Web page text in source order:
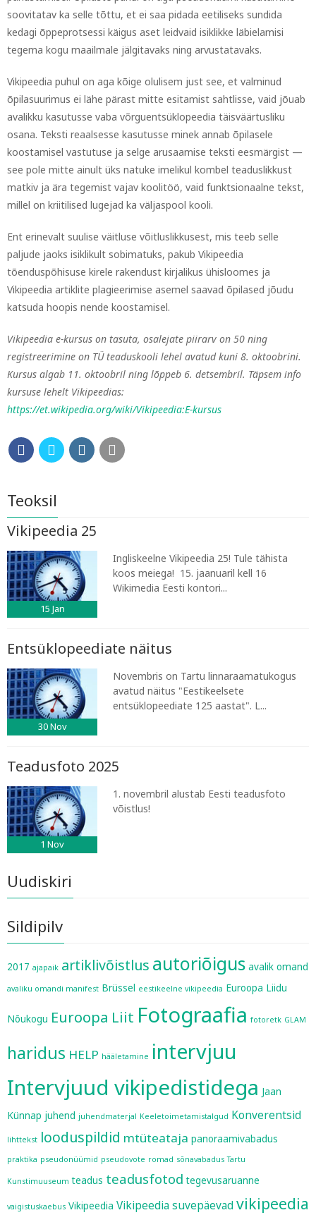
soovitatav ka selle tõttu, et ei saa pidada eetiliseks sundida
kedagi õppeprotsessi käigus aset leidvaid isiklikke läbielamisi
tegema kogu maailmale jälgitavaks ning arvustatavaks.
Vikipeedia puhul on aga kõige olulisem just see, et valminud
õpilasuurimus ei lähe pärast mitte esitamist sahtlisse, vaid jõuab
avalikku kasutusse vaba võrguentsüklopeedia täisväärtusliku
osana. Teksti reaalsesse kasutusse minek annab õpilasele
koostamisel vastutuse ja selge arusaamise teksti eesmärgist —
see pole mitte ainult üks natuke imelikul kombel teaduslikkust
matkiv ja ära tegemist vajav koolitöö, vaid funktsionaalne tekst,
millel on kriitilised lugejad ka väljaspool kooli.
Ent erinevalt suulise väitluse võitluslikkusest, mis teeb selle
paljude jaoks isiklikult sobimatuks, pakub Vikipeedia
tõenduspõhisuse kirele rakendust kirjalikus ühisloomes ja
Vikipeedia artiklite plagieerimise asemel saavad õpilased jõudu
katsuda hoopis nende koostamisel.
Vikipeedia e-kursus on tasuta, osalejate piirarv on 50 ning
registreerimine on TÜ teaduskooli lehel avatud kuni 8. oktoobrini.
Kursus algab 11. oktoobril ning lõppeb 6. detsembril. Täpsem info
kursuse lehelt Vikipeedias:
https://et.wikipedia.org/wiki/Vikipeedia:E-kursus
Teoksil
Vikipeedia 25
15 Jan
Ingliskeelne Vikipeedia 25! Tule tähista
koos meiega! 15. jaanuaril kell 16
Wikimedia Eesti kontori...
Entsüklopeediate näitus
30Nov
Novembris on Tartu linnaraamatukogus
avatud näitus "Eestikeelsete
entsüklopeediate 125 aastat". L...
Teadusfoto 2025
1 Nov
1. novembril alustab Eesti teadusfoto
võistlus!
Uudiskiri
Sildipilv
2017 ajapaik artiklivõistlus autoriõigus avalik omand
avaliku omandi manifest Brüssel eestikeelne vikipeedia Euroopa Liidu
Nõukogu Euroopa Liit Fotograafia fotoretk GLAM
haridus HELP hääletamine intervjuu
Intervjuud vikipedistidega Jaan
Künnap juhend juhendmaterjal Keeletoimetamistalgud Konverentsid
lihttekst looduspildid mtüteataja panoraamivabadus
praktika pseudonüümid pseudovote romad sõnavabadus Tartu
Kunstimuuseum teadus teadusfotod tegevusaruanne
vaigistuskaebus Vikipeedia Vikipeedia suvepäevadvikipeedia